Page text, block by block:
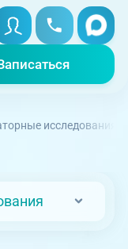
исследования